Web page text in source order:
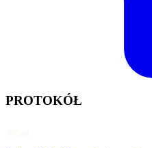
PROTOKÓŁ